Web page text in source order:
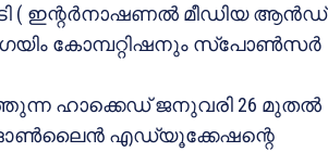
( ഇന്റർനാഷണൽ മീഡിയ ആൻഡ്
കോമ്പറ്റിഷനും സ്പോൺസർ
ഹാ‌ക്കെഡ് ജനുവരി 26 മുതൽ
.ഓൺലൈൻ എഡ്യൂക്കേഷന്റെ